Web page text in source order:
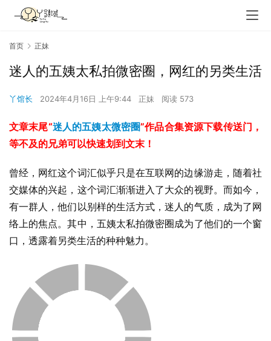
首页 正妹
迷人的五姨太私拍微密圈，网红的另类生活
丫馆长 2024年4月16日 上午9:44 正妹 阅读 573
文章末尾“迷人的五姨太微密圈”作品合集资源下载传送门，
等不及的兄弟可以快速划到文末！
曾经，网红这个词汇似乎只是在互联网的边缘游走，随着社
交媒体的兴起，这个词汇渐渐进入了大众的视野。而如今，
有一群人，他们以别样的生活方式，迷人的气质，成为了网
络上的焦点。其中，五姨太私拍微密圈成为了他们的一个窗
口，透露着另类生活的种种魅力。